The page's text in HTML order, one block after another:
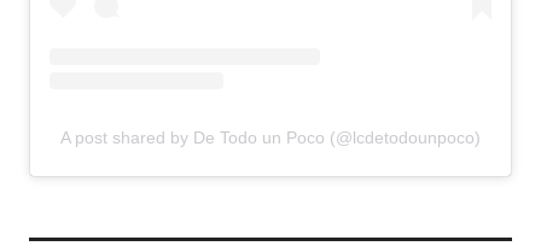
A post shared by De Todo un Poco (@lcdetodounpoco)